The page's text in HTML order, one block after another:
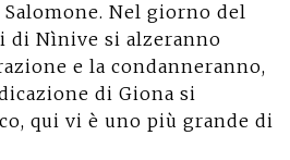
Nel giorno del
di Nìnive si alzeranno
e la condanneranno,
di Giona si
qui vi è uno più grande di